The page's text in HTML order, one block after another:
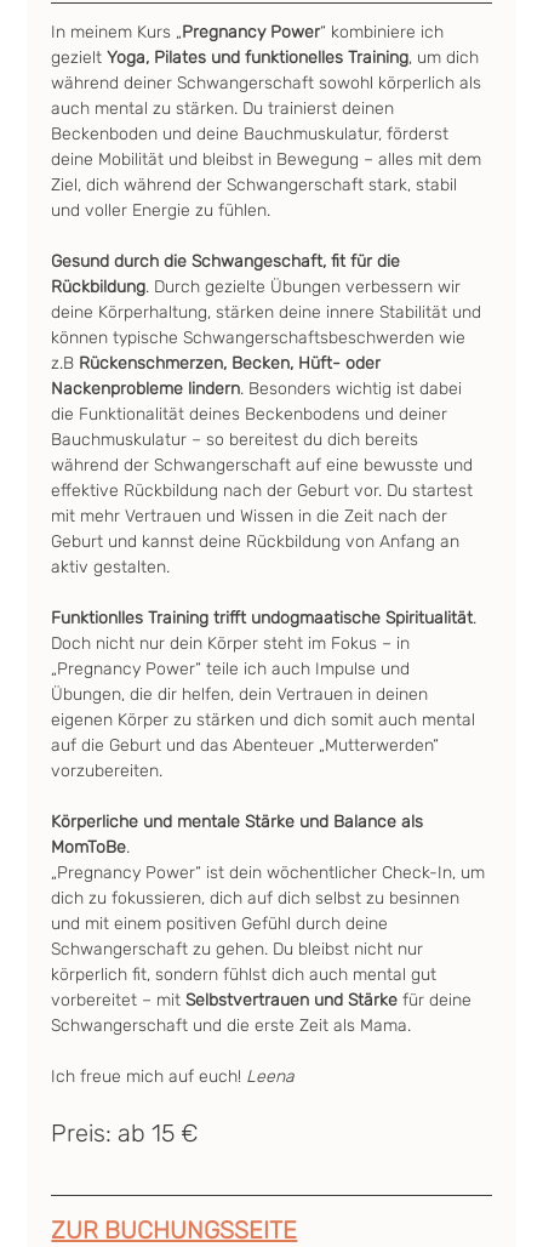
In meinem Kurs „Pregnancy Power“ kombiniere ich
gezielt Yoga, Pilates und funktionelles Training, um dich
während deiner Schwangerschaft sowohl körperlich als
auch mental zu stärken. Du trainierst deinen
Beckenboden und deine Bauchmuskulatur, förderst
deine Mobilität und bleibst in Bewegung – alles mit dem
Ziel, dich während der Schwangerschaft stark, stabil
und voller Energie zu fühlen.
Gesund durch die Schwangeschaft, fit für die
Rückbildung. Durch gezielte Übungen verbessern wir
deine Körperhaltung, stärken deine innere Stabilität und
können typische Schwangerschaftsbeschwerden wie
z.B Rückenschmerzen, Becken, Hüft- oder
Nackenprobleme lindern. Besonders wichtig ist dabei
die Funktionalität deines Beckenbodens und deiner
Bauchmuskulatur – so bereitest du dich bereits
während der Schwangerschaft auf eine bewusste und
effektive Rückbildung nach der Geburt vor. Du startest
mit mehr Vertrauen und Wissen in die Zeit nach der
Geburt und kannst deine Rückbildung von Anfang an
aktiv gestalten.
Funktionlles Training trifft undogmaatische Spiritualität.
Doch nicht nur dein Körper steht im Fokus – in
„Pregnancy Power“ teile ich auch Impulse und
Übungen, die dir helfen, dein Vertrauen in deinen
eigenen Körper zu stärken und dich somit auch mental
auf die Geburt und das Abenteuer „Mutterwerden“
vorzubereiten.
Körperliche und mentale Stärke und Balance als
MomToBe.
„Pregnancy Power“ ist dein wöchentlicher Check-In, um
dich zu fokussieren, dich auf dich selbst zu besinnen
und mit einem positiven Gefühl durch deine
Schwangerschaft zu gehen. Du bleibst nicht nur
körperlich fit, sondern fühlst dich auch mental gut
vorbereitet – mit Selbstvertrauen und Stärke für deine
Schwangerschaft und die erste Zeit als Mama.
Ich freue mich auf euch! Leena
Preis: ab 15 €
ZUR BUCHUNGSSEITE